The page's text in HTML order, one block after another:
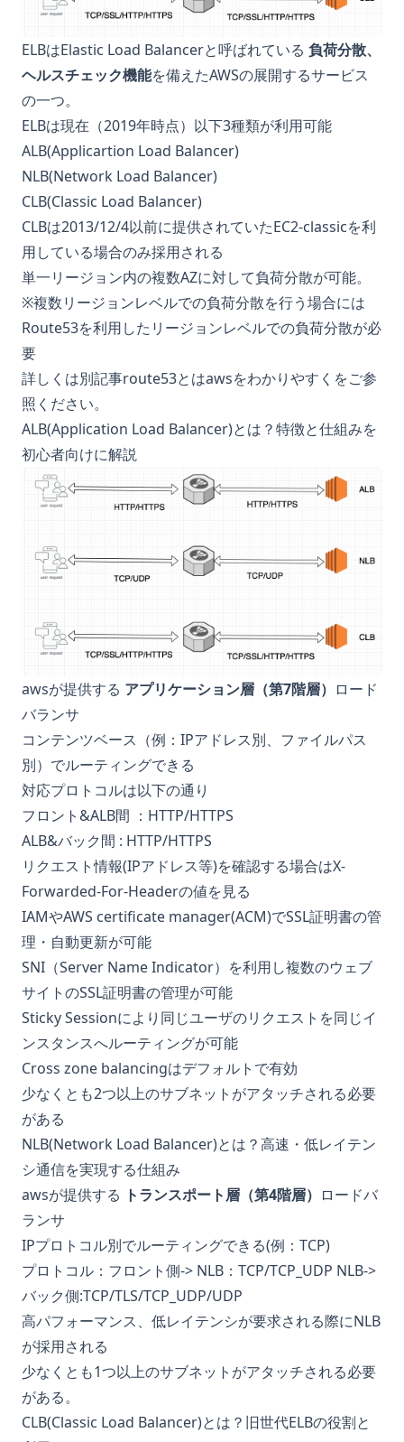
ELBはElastic Load Balancerと呼ばれている 負荷分散、
ヘルスチェック機能を備えたAWSの展開するサービス
の一つ。
ELBは現在（2019年時点）以下3種類が利用可能
ALB(Applicartion Load Balancer)
NLB(Network Load Balancer)
CLB(Classic Load Balancer)
CLBは2013/12/4以前に提供されていたEC2-classicを利
用している場合のみ採用される
単一リージョン内の複数AZに対して負荷分散が可能。
※複数リージョンレベルでの負荷分散を行う場合には
Route53を利用したリージョンレベルでの負荷分散が必
要
詳しくは別記事route53とはawsをわかりやすく をご参
照ください。
ALB(Application Load Balancer)とは？特徴と仕組みを
初心者向けに解説
awsが提供する アプリケーション層（第7階層） ロード
バランサ
コンテンツベース（例：IPアドレス別、ファイルパス
別）でルーティングできる
対応プロトコルは以下の通り
フロント&ALB間 ：HTTP/HTTPS
ALB&バック間 : HTTP/HTTPS
リクエスト情報(IPアドレス等)を確認する場合はX-
Forwarded-For-Headerの値を見る
IAMやAWS certificate manager(ACM)でSSL証明書の管
理・自動更新が可能
SNI（Server Name Indicator）を利用し複数のウェブ
サイトのSSL証明書の管理が可能
Sticky Sessionにより同じユーザのリクエストを同じイ
ンスタンスへルーティングが可能
Cross zone balancingはデフォルトで有効
少なくとも2つ以上のサブネットがアタッチされる必要
がある
NLB(Network Load Balancer)とは？高速・低レイテン
シ通信を実現する仕組み
awsが提供する トランスポート層（第4階層） ロードバ
ランサ
IPプロトコル別でルーティングできる(例：TCP)
プロトコル：フロント側-> NLB：TCP/TCP_UDP NLB->
バック側:TCP/TLS/TCP_UDP/UDP
高パフォーマンス、低レイテンシが要求される際にNLB
が採用される
少なくとも1つ以上のサブネットがアタッチされる必要
がある。
CLB(Classic Load Balancer)とは？旧世代ELBの役割と